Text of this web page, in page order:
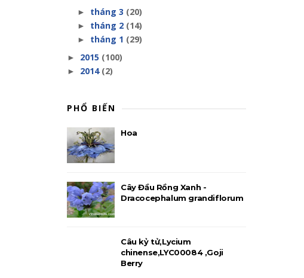
► tháng 3 (20)
► tháng 2 (14)
► tháng 1 (29)
► 2015 (100)
► 2014 (2)
PHỔ BIẾN
Hoa
Cây Đầu Rồng Xanh -
Dracocephalum grandiflorum
Câu kỷ tử,Lycium
chinense,LYC00084 ,Goji
Berry